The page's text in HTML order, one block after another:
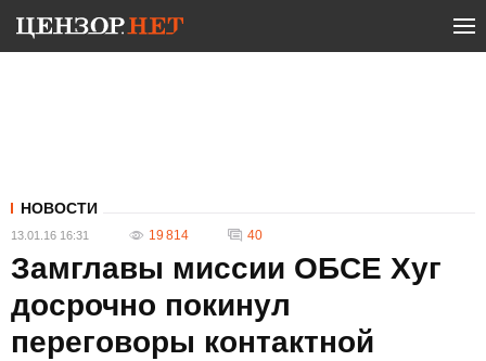
НОВОСТИ
13.01.16 16:31 19 814 40
Замглавы миссии ОБСЕ Хуг
досрочно покинул
переговоры контактной